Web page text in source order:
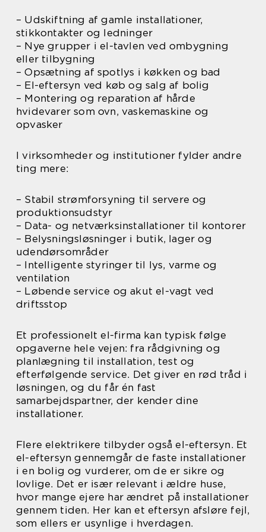
– Udskiftning af gamle installationer,
stikkontakter og ledninger
– Nye grupper i el-tavlen ved ombygning
eller tilbygning
– Opsætning af spotlys i køkken og bad
– El-eftersyn ved køb og salg af bolig
– Montering og reparation af hårde
hvidevarer som ovn, vaskemaskine og
opvasker
I virksomheder og institutioner fylder andre
ting mere:
– Stabil strømforsyning til servere og
produktionsudstyr
– Data- og netværksinstallationer til kontorer
– Belysningsløsninger i butik, lager og
udendørsområder
– Intelligente styringer til lys, varme og
ventilation
– Løbende service og akut el-vagt ved
driftsstop
Et professionelt el-firma kan typisk følge
opgaverne hele vejen: fra rådgivning og
planlægning til installation, test og
efterfølgende service. Det giver en rød tråd i
løsningen, og du får én fast
samarbejdspartner, der kender dine
installationer.
Flere elektrikere tilbyder også el-eftersyn. Et
el-eftersyn gennemgår de faste installationer
i en bolig og vurderer, om de er sikre og
lovlige. Det er især relevant i ældre huse,
hvor mange ejere har ændret på installationer
gennem tiden. Her kan et eftersyn afsløre fejl,
som ellers er usynlige i hverdagen.